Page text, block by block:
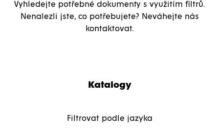
Vyhledejte potřebné dokumenty s využitím filtrů.
Nenalezli jste, co potřebujete? Neváhejte nás
kontaktovat.
Katalogy
Filtrovat podle jazyka